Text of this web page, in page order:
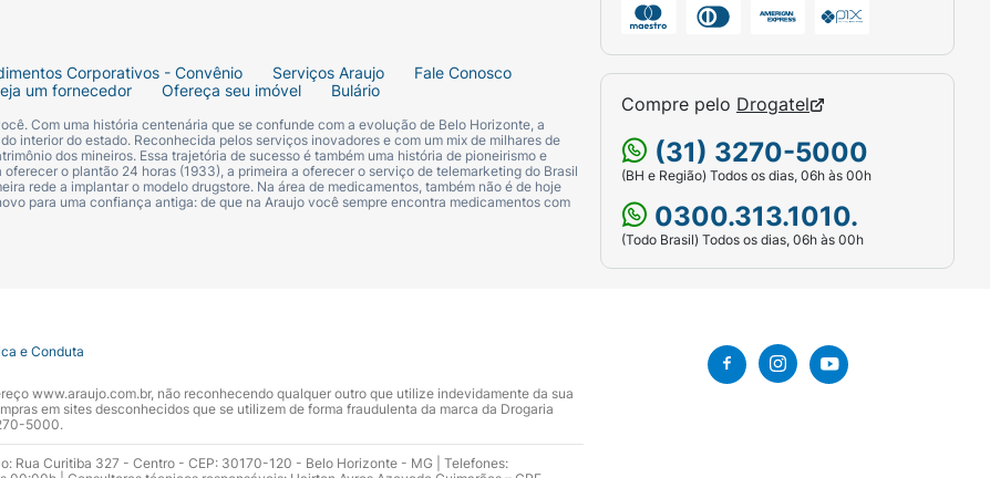
Corporativos - Convênio Serviços Araujo
Fale Conosco
um fornecedor Ofereça seu imóvel Bulário
Com uma história centenária que se confunde com a evolução de Belo Horizonte, a
interior do estado. Reconhecida pelos serviços inovadores e com um mix de milhares de
dos mineiros. Essa trajetória de sucesso é também uma história de pioneirismo e
o plantão 24 horas (1933), a primeira a oferecer o serviço de telemarketing do Brasil
rede a implantar o modelo drugstore. Na área de medicamentos, também não é de hoje
para uma confiança antiga: de que na Araujo você sempre encontra medicamentos com
Compre pelo Drogatel
(31) 3270-5000
(BH e Região) Todos os dias, 06h às 00h
0300.313.1010.
(Todo Brasil) Todos os dias, 06h às 00h
e Conduta
www.araujo.com.br, não reconhecendo qualquer outro que utilize indevidamente da sua
em sites desconhecidos que se utilizem de forma fraudulenta da marca da Drogaria
5000.
Rua Curitiba 327 - Centro - CEP: 30170-120 - Belo Horizonte - MG | Telefones: